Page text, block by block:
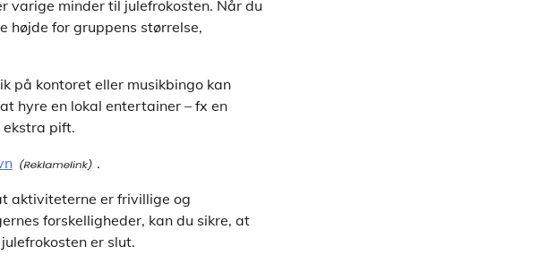
varige minder til julefrokosten. Når du
for gruppens størrelse,
på kontoret eller musikbingo kan
hyre en lokal entertainer – fx en
ekstra pift.
.
aktiviteterne er frivillige og
forskelligheder, kan du sikre, at
er slut.